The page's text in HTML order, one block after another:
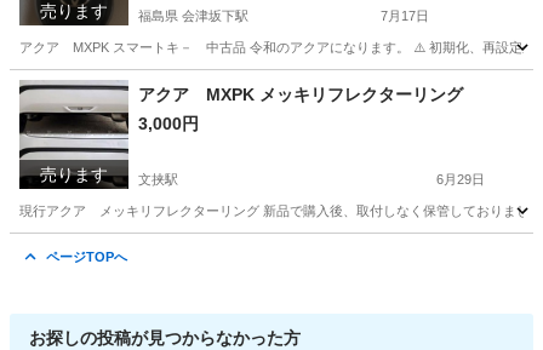
売ります 福島県 会津坂下駅 7月17日
アクア MXPK スマートキ－ 中古品 令和のアクアになります。 ⚠️ 初期化、再設定が
福島 福島市 会津坂下駅 セキュリティ用品 ダイユーエイト
売ります
アクア MXPK メッキリフレクターリング
3,000円
文挟駅 6月29日
現行アクア メッキリフレクターリング 新品で購入後、取付しなく保管しておりまし
ページTOPへ
お探しの投稿が見つからなかった方